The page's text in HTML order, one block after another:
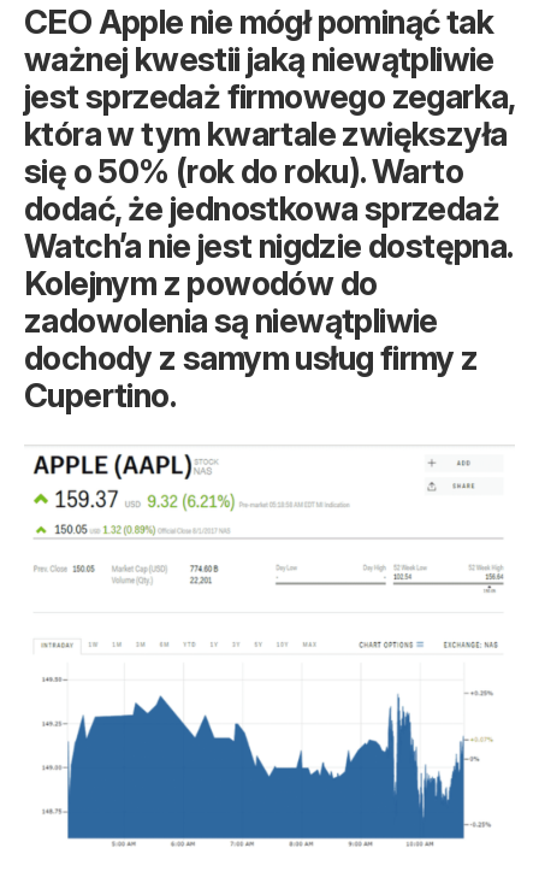
CEO Apple nie mógł pominąć tak
ważnej kwestii jaką niewątpliwie
jest sprzedaż firmowego zegarka,
która w tym kwartale zwiększyła
się o 50% (rok do roku). Warto
dodać, że jednostkowa sprzedaż
Watch’a nie jest nigdzie dostępna.
Kolejnym z powodów do
zadowolenia są niewątpliwie
dochody z samym usług firmy z
Cupertino.